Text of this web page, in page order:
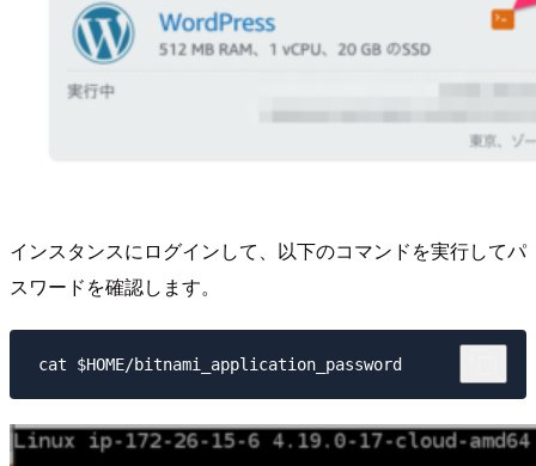
インスタンスにログインして、以下のコマンドを実行してパ
スワードを確認します。